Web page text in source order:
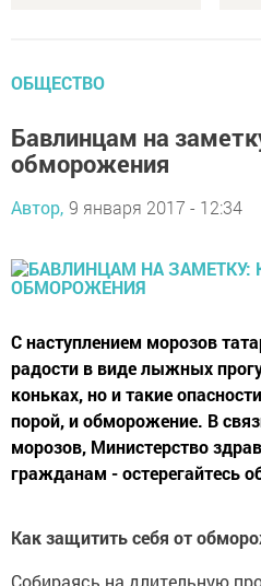
ОБЩЕСТВО
Бавлинцам на
обморожения
Автор, 9 января 2017 - 12:34
С наступлением морозов
радости в виде лыжных
коньках, но и такие
порой, и обморожение. В
морозов, Министерство
гражданам - остерегайтесь
Как защитить себя от